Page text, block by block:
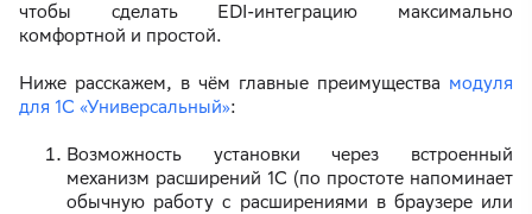
чтобы сделать EDI-интеграцию максимально
комфортной и простой.
Ниже расскажем, в чём главные преимущества модуля
для 1С «Универсальный»:
Возможность установки через встроенный
механизм расширений 1С (по простоте напоминает
обычную работу с расширениями в браузере или